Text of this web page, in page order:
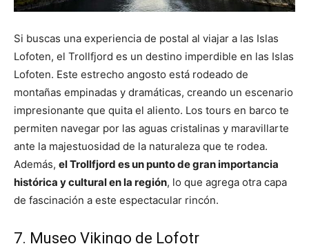
Si buscas una experiencia de postal al viajar a las Islas
Lofoten, el Trollfjord es un destino imperdible en las Islas
Lofoten. Este estrecho angosto está rodeado de
montañas empinadas y dramáticas, creando un escenario
impresionante que quita el aliento. Los tours en barco te
permiten navegar por las aguas cristalinas y maravillarte
ante la majestuosidad de la naturaleza que te rodea.
Además, el Trollfjord es un punto de gran importancia
histórica y cultural en la región, lo que agrega otra capa
de fascinación a este espectacular rincón.
7. Museo Vikingo de Lofotr